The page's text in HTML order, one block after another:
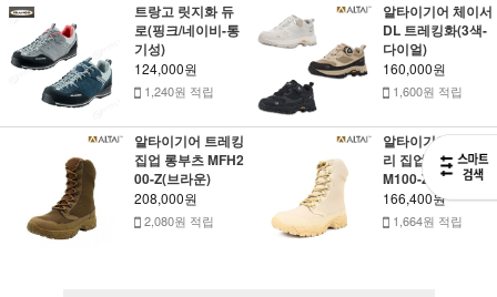
트랑고 릿지화 듀
로(핑크/네이비-통
기성)
124,000원
1,240원 적립
알타이기어 체이서
DL 트레킹화(3색-
다이얼)
160,000원
1,600원 적립
알타이기어 트레킹
집업 롱부츠 MFH2
00-Z(브라운)
208,000원
2,080원 적립
알타이기어 밀리터
리 집업 롱부츠 MF
M100-Z(탄 컬러)
166,400원
1,664원 적립